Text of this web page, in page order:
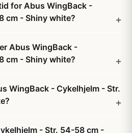
for Abus WingBack -
cm - Shiny white?
Abus WingBack -
cm - Shiny white?
WingBack - Cykelhjelm - Str.
- Str. 54-58 cm -